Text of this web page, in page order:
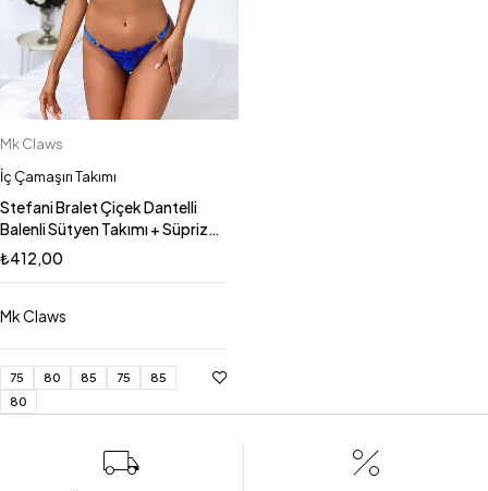
Mk Claws
İç Çamaşırı Takımı
Stefani Bralet Çiçek Dantelli
Balenli Sütyen Takımı + Süpriz
Takı Hediyeli
₺412,00
Mk Claws
75 80 85 75
85
80